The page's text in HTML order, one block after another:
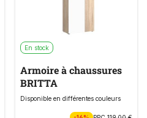
En stock
Armoire à chaussures
BRITTA
Disponible en différentes couleurs